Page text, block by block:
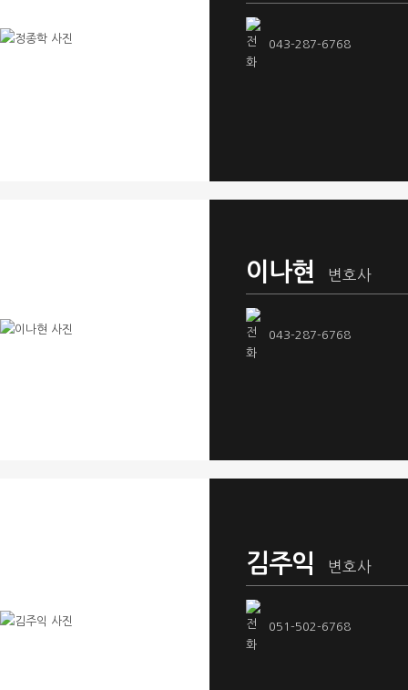
043-287-6768
이나현 변호사
043-287-6768
김주익 변호사
051-502-6768